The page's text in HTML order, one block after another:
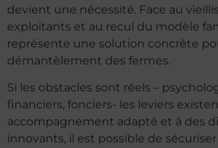
devient une nécessité. Face au
exploitants et au recul du modèle
représente une solution concrète
démantèlement des fermes.
Si les obstacles sont réels –
financiers, fonciers- les leviers
accompagnement adapté et à des
innovants, il est possible de sécuriser